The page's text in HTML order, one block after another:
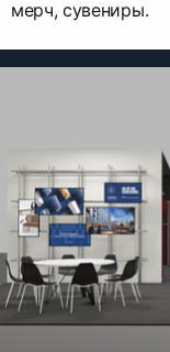
мерч, сувениры.